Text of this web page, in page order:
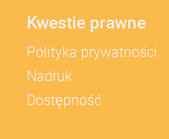
Kwestie prawne
Polityka prywatności
Nadruk
Dostępność